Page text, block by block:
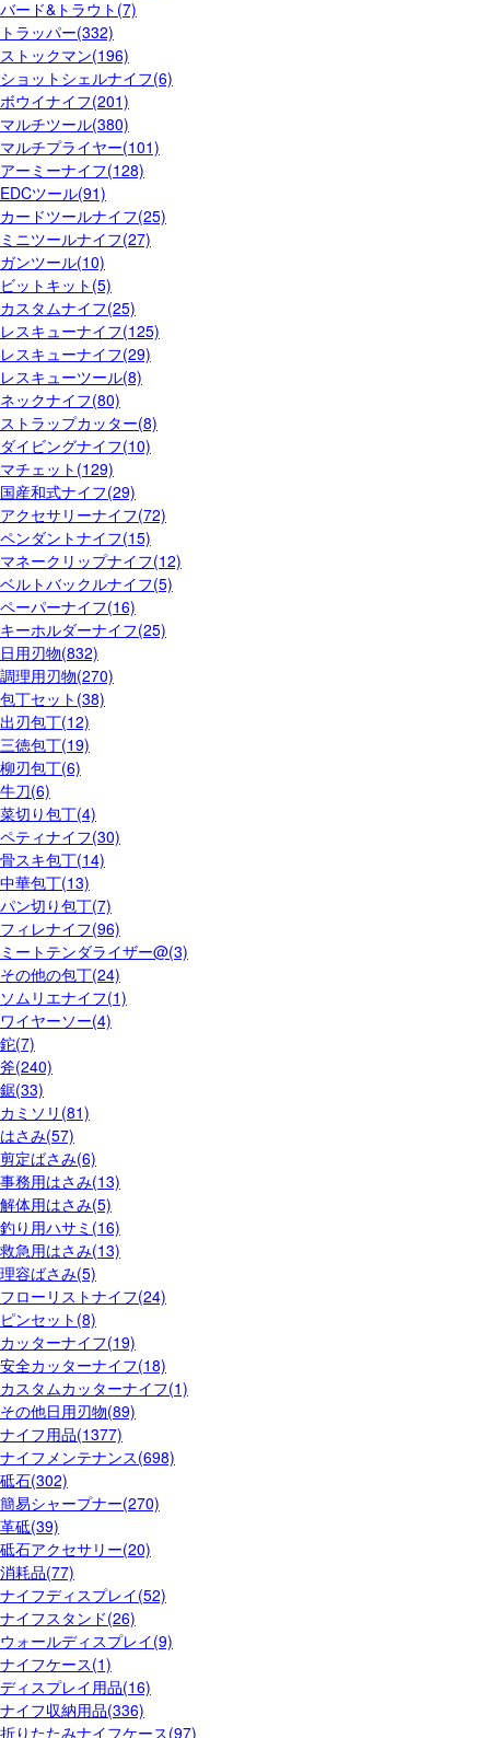
バード&トラウト(7)
トラッパー(332)
ストックマン(196)
ショットシェルナイフ(6)
ボウイナイフ(201)
マルチツール(380)
マルチプライヤー(101)
アーミーナイフ(128)
EDCツール(91)
カードツールナイフ(25)
ミニツールナイフ(27)
ガンツール(10)
ビットキット(5)
カスタムナイフ(25)
レスキューナイフ(125)
レスキューナイフ(29)
レスキューツール(8)
ネックナイフ(80)
ストラップカッター(8)
ダイビングナイフ(10)
マチェット(129)
国産和式ナイフ(29)
アクセサリーナイフ(72)
ペンダントナイフ(15)
マネークリップナイフ(12)
ベルトバックルナイフ(5)
ペーパーナイフ(16)
キーホルダーナイフ(25)
日用刃物(832)
調理用刃物(270)
包丁セット(38)
出刃包丁(12)
三徳包丁(19)
柳刃包丁(6)
牛刀(6)
菜切り包丁(4)
ペティナイフ(30)
骨スキ包丁(14)
中華包丁(13)
パン切り包丁(7)
フィレナイフ(96)
ミートテンダライザー@(3)
その他の包丁(24)
ソムリエナイフ(1)
ワイヤーソー(4)
鉈(7)
斧(240)
鋸(33)
カミソリ(81)
はさみ(57)
剪定ばさみ(6)
事務用はさみ(13)
解体用はさみ(5)
釣り用ハサミ(16)
救急用はさみ(13)
理容ばさみ(5)
フローリストナイフ(24)
ピンセット(8)
カッターナイフ(19)
安全カッターナイフ(18)
カスタムカッターナイフ(1)
その他日用刃物(89)
ナイフ用品(1377)
ナイフメンテナンス(698)
砥石(302)
簡易シャープナー(270)
革砥(39)
砥石アクセサリー(20)
消耗品(77)
ナイフディスプレイ(52)
ナイフスタンド(26)
ウォールディスプレイ(9)
ナイフケース(1)
ディスプレイ用品(16)
ナイフ収納用品(336)
折りたたみナイフケース(97)